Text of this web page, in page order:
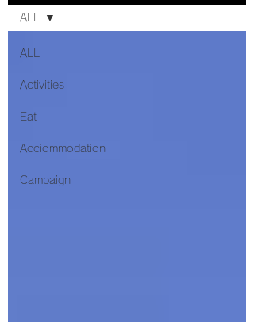
ALL
Activities
Eat
Acciommodation
Campaign
ALL